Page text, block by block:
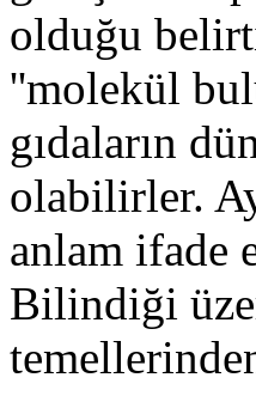
olduğu
''molekül
gıdaların
olabilirler.
anlam ifade
Bilindiği